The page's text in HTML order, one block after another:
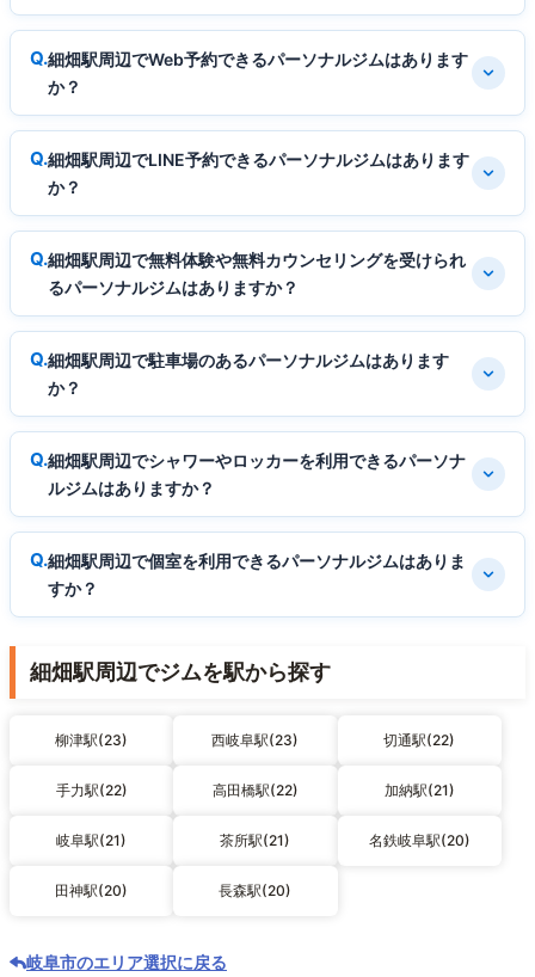
細畑駅周辺でWeb予約できるパーソナルジムはあります
か？
細畑駅周辺でLINE予約できるパーソナルジムはあります
か？
細畑駅周辺で無料体験や無料カウンセリングを受けられ
るパーソナルジムはありますか？
細畑駅周辺で駐車場のあるパーソナルジムはあります
か？
細畑駅周辺でシャワーやロッカーを利用できるパーソナ
ルジムはありますか？
細畑駅周辺で個室を利用できるパーソナルジムはありま
すか？
細畑駅周辺でジムを駅から探す
柳津駅(23) 西岐阜駅(23) 切通駅(22)
手力駅(22) 高田橋駅(22) 加納駅(21)
岐阜駅(21) 茶所駅(21) 名鉄岐阜駅(20)
田神駅(20) 長森駅(20)
岐阜市のエリア選択に戻る